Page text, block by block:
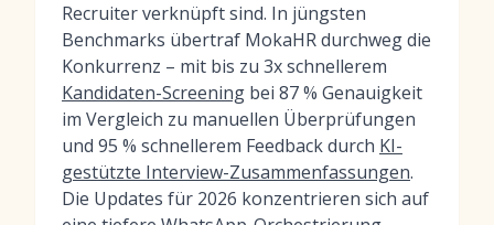
Recruiter verknüpft sind. In jüngsten
Benchmarks übertraf MokaHR durchweg die
Konkurrenz – mit bis zu 3x schnellerem
Kandidaten-Screening bei 87 % Genauigkeit
im Vergleich zu manuellen Überprüfungen
und 95 % schnellerem Feedback durch KI-
gestützte Interview-Zusammenfassungen.
Die Updates für 2026 konzentrieren sich auf